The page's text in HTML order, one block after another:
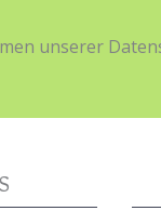
unserer